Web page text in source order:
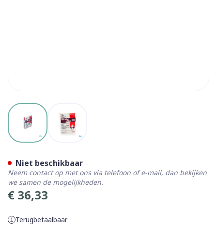
View larger image
€ 36,33
Terugbetaalbaar
Niet beschikbaar
Neem contact op met ons via telefoon of e-mail, dan bekijken
we samen de mogelijkheden.